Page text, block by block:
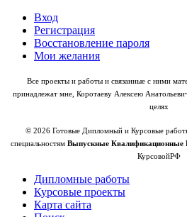
Вход
Регистрация
Восстановление пароля
Мои желания
Все проекты и работы и связанные с ними
принадлежат мне, Коротаеву Алексею
целях
© 2026 Готовые Дипломный и Курсовые
специальностям Выпускные Квалификационные
КурсовойРФ
Дипломные работы
Курсовые проекты
Карта сайта